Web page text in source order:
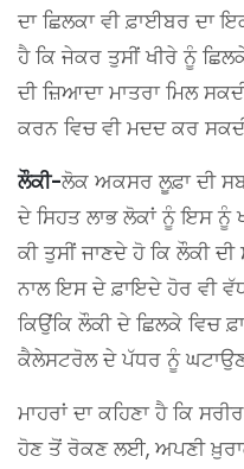
ਦਾ ਛਿਲਕਾ ਵੀ ਫ਼ਾਈਬਰ ਦਾ
ਹੈ ਕਿ ਜੇਕਰ ਤੁਸੀਂ ਖੀਰੇ ਨੂੰ
ਦੀ ਜ਼ਿਆਦਾ ਮਾਤਰਾ ਮਿਲ
ਕਰਨ ਵਿਚ ਵੀ ਮਦਦ ਕਰ
ਲੌਕੀ-ਲੋਕ ਅਕਸਰ ਲੂਫ਼ਾ ਦੀ
ਦੇ ਸਿਹਤ ਲਾਭ ਲੋਕਾਂ ਨੂੰ ਇਸ
ਕੀ ਤੁਸੀਂ ਜਾਣਦੇ ਹੋ ਕਿ ਲੌਕੀ
ਨਾਲ ਇਸ ਦੇ ਫ਼ਾਇਦੇ ਹੋਰ ਵੀ
ਕਿਉਂਕਿ ਲੌਕੀ ਦੇ ਛਿਲਕੇ ਵਿਚ
ਕੈਲੇਸਟਰੋਲ ਦੇ ਪੱਧਰ ਨੂੰ
ਮਾਹਰਾਂ ਦਾ ਕਹਿਣਾ ਹੈ ਕਿ
ਹੋਣ ਤੋਂ ਰੋਕਣ ਲਈ, ਅਪਣੀ